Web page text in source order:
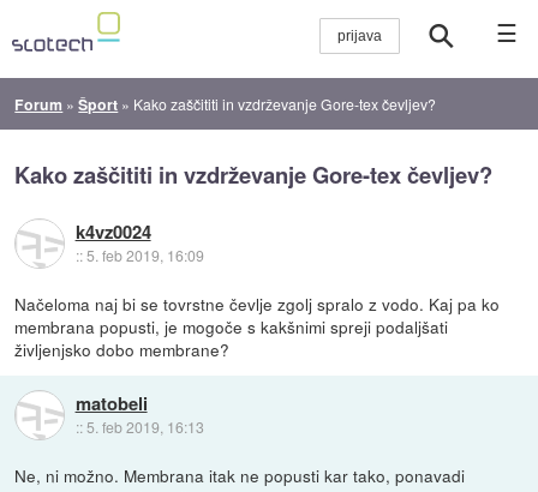
☰
Forum »Šport » Kako zaščititi in vzdrževanje Gore-tex čevljev?
Kako zaščititi in vzdrževanje Gore-tex čevljev?
k4vz0024
::5. feb 2019, 16:09
Načeloma naj bi se tovrstne čevlje zgolj spralo z vodo. Kaj pa ko
membrana popusti, je mogoče s kakšnimi spreji podaljšati
življenjsko dobo membrane?
matobeli
:: 5. feb 2019, 16:13
Ne, ni možno. Membrana itak ne popusti kar tako, ponavadi